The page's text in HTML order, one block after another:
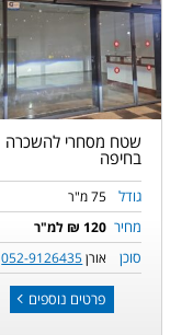
שטח מסחרי להשכרה
בחיפה
גודל 75 מ"ר
מחיר 120 ₪ למ"ר
סוכן אורן052-9126435
פרטים נוספים